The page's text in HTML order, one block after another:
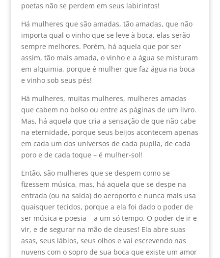
poetas não se perdem em seus labirintos!
Há mulheres que são amadas, tão amadas, que não
importa qual o vinho que se leve à boca, elas serão
sempre melhores. Porém, há aquela que por ser
assim, tão mais amada, o vinho e a água se misturam
em alquimia, porque é mulher que faz água na boca
e vinho sob seus pés!
Há mulheres, muitas mulheres, mulheres amadas
que cabem no bolso ou entre as páginas de um livro.
Mas, há aquela que cria a sensação de que não cabe
na eternidade, porque seus beijos acontecem apenas
em cada um dos universos de cada pupila, de cada
poro e de cada toque – é mulher-sol!
Então, são mulheres que se despem como se
fizessem música, mas, há aquela que se despe na
entrada (ou na saída) do aeroporto e nunca mais usa
quaisquer tecidos, porque a ela foi dado o poder de
ser música e poesia – a um só tempo. O poder de ir e
vir, e de segurar na mão de deuses! Ela abre suas
asas, seus lábios, seus olhos e vai escrevendo nas
nuvens com o sopro de sua boca que existe um amor